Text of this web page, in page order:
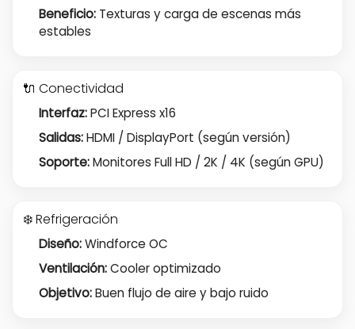
Beneficio:Texturas y carga de escenas más
estables
🔌 Conectividad
Interfaz:PCI Express x16
Salidas:HDMI / DisplayPort (según versión)
Soporte:Monitores Full HD / 2K / 4K (según GPU)
❄️ Refrigeración
Diseño:Windforce OC
Ventilación:Cooler optimizado
Objetivo:Buen flujo de aire y bajo ruido